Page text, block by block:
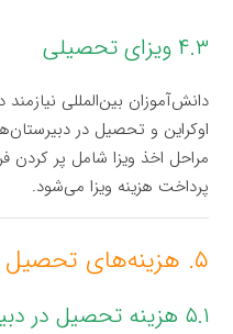
۴.۳ ویزای تحصیلی
دانش‌آموزان بین‌المللی
اوکراین و تحصیل در
مراحل اخذ ویزا شامل پر کردن
پرداخت هزینه ویزا می‌شود.
۵. هزینه‌های تحصیل در دبیرستان‌های اوکراین
۵.۱ هزینه تحصیل در دبیرستان‌های دولتی